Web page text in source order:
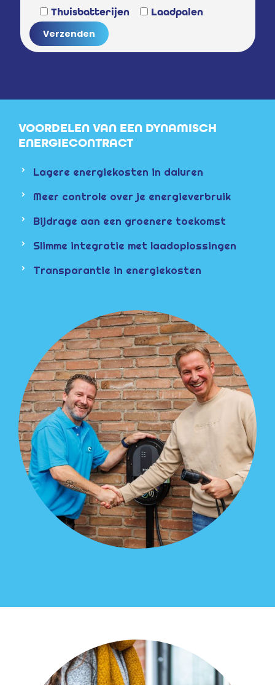
Thuisbatterijen
Laadpalen
VOORDELEN VAN EEN DYNAMISCH
ENERGIECONTRACT
Lagere energiekosten in daluren
Meer controle over je energieverbruik
Bijdrage aan een groenere toekomst
Slimme integratie met laadoplossingen
Transparantie in energiekosten